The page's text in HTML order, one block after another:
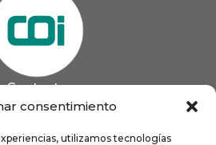
consentimiento
utilizamos tecnologías
Contacto